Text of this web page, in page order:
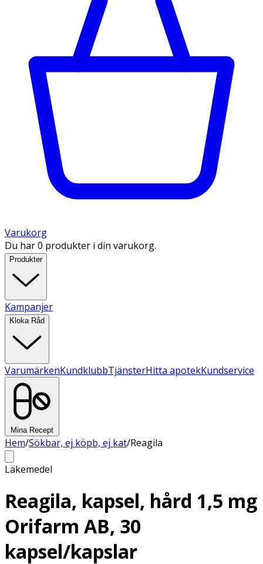
Varukorg
Du har 0 produkter i din varukorg.
Produkter
Kampanjer
Kloka Råd
VarumärkenKundklubbTjänsterHitta apotekKundservice
Mina Recept
Hem/Sökbar, ej köpb, ej kat/Reagila
Läkemedel
Reagila, kapsel, hård 1,5 mg
Orifarm AB, 30
kapsel/kapslar